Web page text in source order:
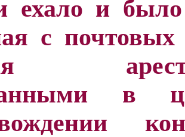
ехало и было
с
в